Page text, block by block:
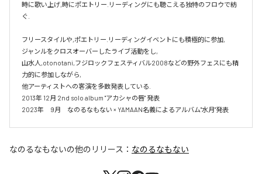
時に歌い上げ,時にポエトリー.リーディングにも聴こえる独特のフロウで紡
ぐ.
フリースタイルや,ポエトリー.リーディングイベントにも積極的に参加,
ジャンルをクロスオーバーしたライブ活動をし,
山水人,otonotani,フジロックフェスティバル2008などの野外フェスにも精
力的に参加しながら,
他アーティストへの客演を多数発表している.
2013年 12月 2nd solo album "アカシャの唇" 発表
2023年　9月　なのるなもない × YAMAAN名義によるアルバム"水月"発表
なのるなもないの他のリリース： なのるなもない